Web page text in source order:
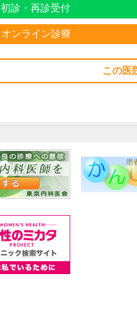
初診・再診受付
オンライン診療
この医